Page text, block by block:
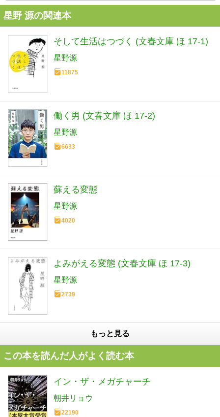
星野 源の関連本
そして生活はつづく (文春文庫 ほ 17-1)
星野源
11875
働く男 (文春文庫 ほ 17-2)
星野源
6633
蘇える変態
星野源
4020
よみがえる変態 (文春文庫 ほ 17-3)
星野源
2739
もっと見る
この本を読んだ人がよく読む本
イン・ザ・メガチャーチ
朝井リョウ
22190